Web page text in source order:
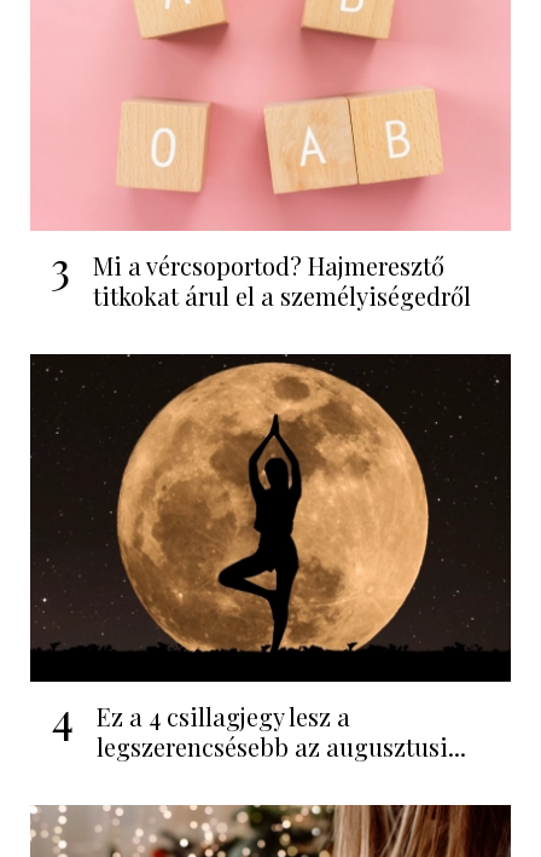
3
Mi a vércsoportod? Hajmeresztő
titkokat árul el a személyiségedről
4
Ez a 4 csillagjegy lesz a
legszerencsésebb az augusztusi...